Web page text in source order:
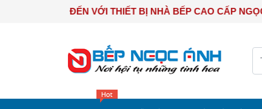
CHÀO MỪNG BẠN ĐẾN VỚI THIẾT BỊ NHÀ BẾP CAO CẤP